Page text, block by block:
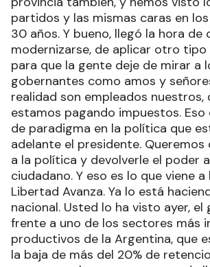
partidos y las mismas caras en
30 años. Y bueno, llegó la hora de
modernizarse, de aplicar otro
para que la gente deje de mirar a
gobernantes como amos y
realidad son empleados nuestros,
estamos pagando impuestos. Eso
de paradigma en la política que
adelante el presidente.
a la política y devolverle el poder
ciudadano. Y eso es lo que viene a
Libertad Avanza. Ya lo está
nacional. Usted lo ha visto ayer, el
frente a uno de los sectores más
productivos de la Argentina, que
la baja de más del 20% de